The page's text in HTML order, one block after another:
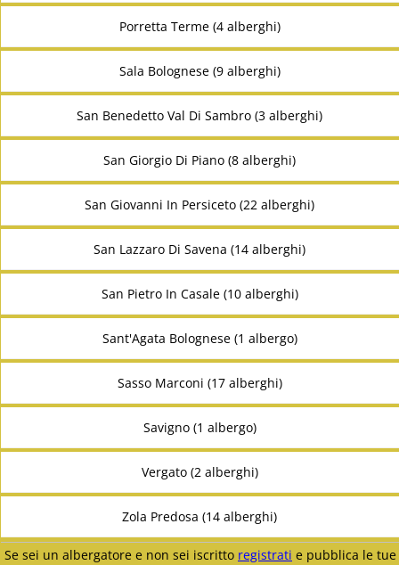
Porretta Terme (4 alberghi)
Sala Bolognese (9 alberghi)
San Benedetto Val Di Sambro (3 alberghi)
San Giorgio Di Piano (8 alberghi)
San Giovanni In Persiceto (22 alberghi)
San Lazzaro Di Savena (14 alberghi)
San Pietro In Casale (10 alberghi)
Sant'Agata Bolognese (1 albergo)
Sasso Marconi (17 alberghi)
Savigno (1 albergo)
Vergato (2 alberghi)
Zola Predosa (14 alberghi)
Se sei un albergatore e non sei iscritto registrati e pubblica le tue